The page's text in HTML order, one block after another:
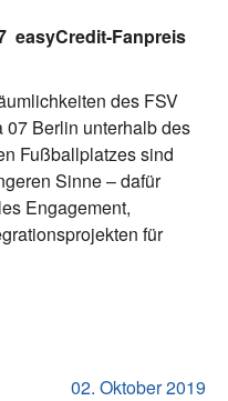
easyCredit-Fanpreis
des FSV
07 Berlin unterhalb des
Fußballplatzes sind
Sinne – dafür
Engagement,
für
02. Oktober 2019